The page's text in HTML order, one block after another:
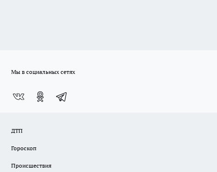
Мы в социальных сетях
ДТП
Гороскоп
Происшествия